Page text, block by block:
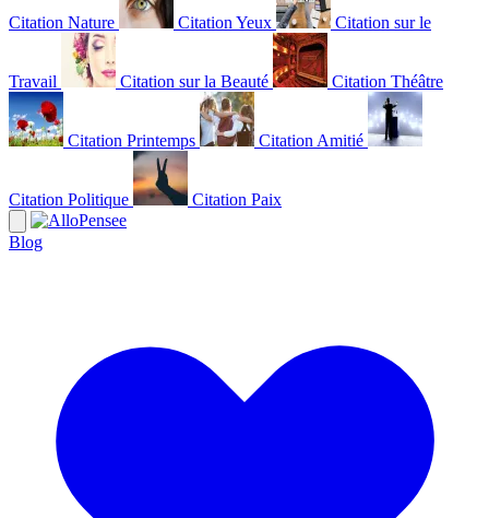
Citation Nature Citation Yeux Citation sur le
Travail Citation sur la Beauté Citation Théâtre
Citation Printemps Citation Amitié
Citation Politique Citation Paix
Blog